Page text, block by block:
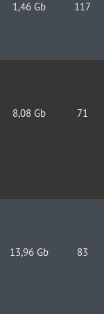
1,46 Gb 117
8,08 Gb 71
13,96 Gb 83